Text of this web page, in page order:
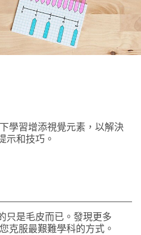
學習增添視覺元素，以解決
示和技巧。
只是毛皮而已。發現更多
克服最艱難學科的方式。